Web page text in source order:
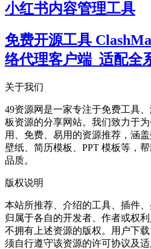
小红书内容管理工具
免费开源工具
络代理客户端_适配全
关于我们
49资源网是一家专注于免费工具
板资源的分享网站。我们致力于
用、免费、易用的资源推荐，涵
壁纸、简历模板、PPT 模板等，
品质。
版权说明
本站所推荐、介绍的工具、插件
归属于各自的开发者、作者或权
不拥有上述资源的版权。用户下
须自行遵守该资源的许可协议及适